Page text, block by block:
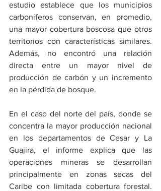
estudio establece que los municipios
carboníferos conservan, en promedio,
una mayor cobertura boscosa que otros
territorios con características similares.
Además, no encontró una relación
directa entre un mayor nivel de
producción de carbón y un incremento
en la pérdida de bosque.
En el caso del norte del país, donde se
concentra la mayor producción nacional
en los departamentos de Cesar y La
Guajira, el informe explica que las
operaciones mineras se desarrollan
principalmente en zonas secas del
Caribe con limitada cobertura forestal.